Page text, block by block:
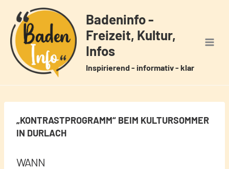
Inhalt
springen
Badeninfo -
Freizeit, Kultur,
Infos
Inspirierend - informativ - klar
„KONTRASTPROGRAMM“ BEIM KULTURSOMMER
IN DURLACH
WANN